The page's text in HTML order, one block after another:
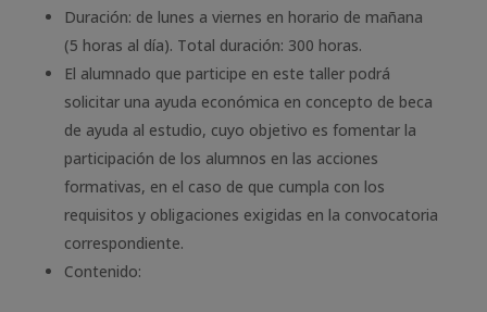
Duración: de lunes a viernes en horario de mañana
(5 horas al día). Total duración: 300 horas.
El alumnado que participe en este taller podrá
solicitar una ayuda económica en concepto de beca
de ayuda al estudio, cuyo objetivo es fomentar la
participación de los alumnos en las acciones
formativas, en el caso de que cumpla con los
requisitos y obligaciones exigidas en la convocatoria
correspondiente.
Contenido: